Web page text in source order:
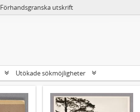
Förhandsgranska utskrift
Utökade sökmöjligheter